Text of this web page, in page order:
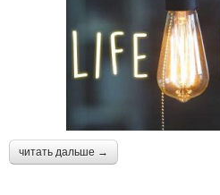
читать дальше →